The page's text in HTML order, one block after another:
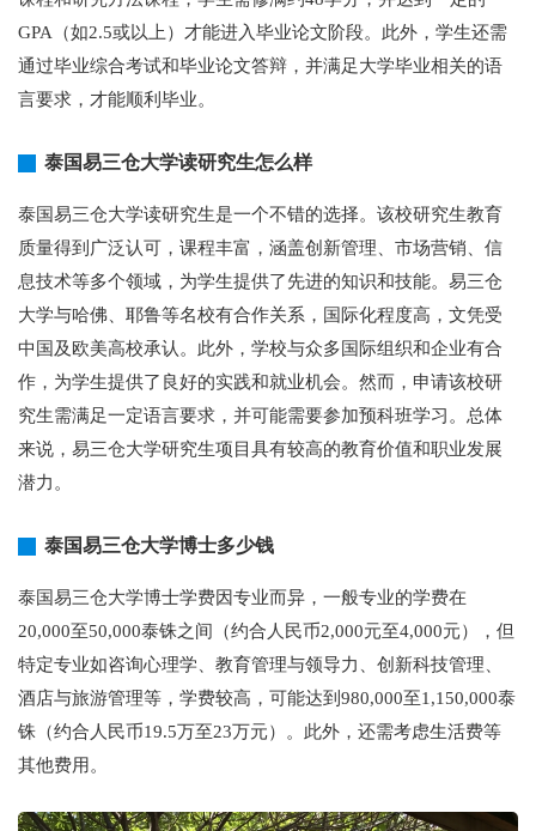
GPA（如2.5或以上）才能进入毕业论文阶段。此外，学生还需
通过毕业综合考试和毕业论文答辩，并满足大学毕业相关的语
言要求，才能顺利毕业。
泰国易三仓大学读研究生怎么样
泰国易三仓大学读研究生是一个不错的选择。该校研究生教育
质量得到广泛认可，课程丰富，涵盖创新管理、市场营销、信
息技术等多个领域，为学生提供了先进的知识和技能。易三仓
大学与哈佛、耶鲁等名校有合作关系，国际化程度高，文凭受
中国及欧美高校承认。此外，学校与众多国际组织和企业有合
作，为学生提供了良好的实践和就业机会。然而，申请该校研
究生需满足一定语言要求，并可能需要参加预科班学习。总体
来说，易三仓大学研究生项目具有较高的教育价值和职业发展
潜力。
泰国易三仓大学博士多少钱
泰国易三仓大学博士学费因专业而异，一般专业的学费在
20,000至50,000泰铢之间（约合人民币2,000元至4,000元），但
特定专业如咨询心理学、教育管理与领导力、创新科技管理、
酒店与旅游管理等，学费较高，可能达到980,000至1,150,000泰
铢（约合人民币19.5万至23万元）。此外，还需考虑生活费等
其他费用。